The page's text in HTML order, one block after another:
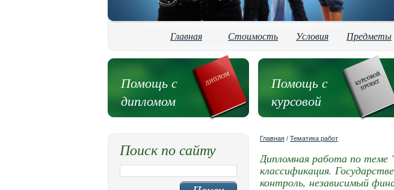
Главная Стоимость Условия Предметы
Помощь с
дипломом
Помощь с
курсовой
Главная / Тематика работ
Дипломная работа по теме
классификация.
контроль, независимый
Поиск по сайту